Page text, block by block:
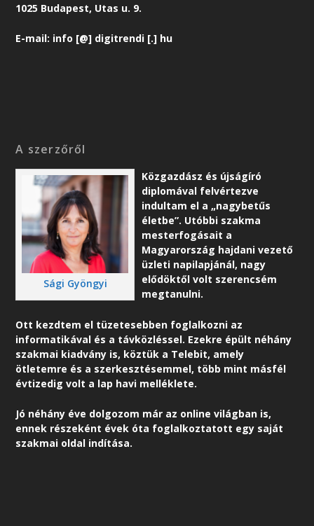
1025 Budapest, Utas u. 9.
E-mail: info [@] digitrendi [.] hu
A szerzőről
Sági Gyöngyi
Közgazdász és újságíró
diplomával felvértezve
indultam el a „nagybetűs
életbe”. Utóbbi szakma
mesterfogásait a
Magyarország hajdani vezető
üzleti napilapjánál, nagy
elődöktől volt szerencsém
megtanulni.
Ott kezdtem el tüzetesebben foglalkozni az
informatikával és a távközléssel. Ezekre épült néhány
szakmai kiadvány is, köztük a Telebit, amely
ötletemre és a szerkesztésemmel, több mint másfél
évtizedig volt a lap havi melléklete.
Jó néhány éve dolgozom már az online világban is,
ennek részeként évek óta foglalkoztatott egy saját
szakmai oldal indítása.